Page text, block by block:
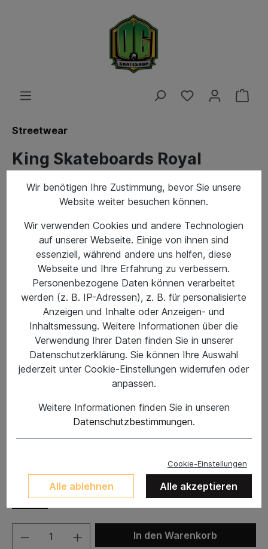
Streetwear
King Skateboards Royal
Jewels Tee White
%
Kleidergröße
M
In den Warenkorb
Wir benötigen Ihre Zustimmung, bevor Sie unsere
Website weiter besuchen können.
Wir verwenden Cookies und andere Technologien
auf unserer Webseite. Einige von ihnen sind
essenziell, während andere uns helfen, diese
Webseite und Ihre Erfahrung zu verbessern.
Personenbezogene Daten können verarbeitet
werden (z. B. IP-Adressen), z. B. für personalisierte
Anzeigen und Inhalte oder Anzeigen- und
Inhaltsmessung. Weitere Informationen über die
Verwendung Ihrer Daten finden Sie in unserer
Datenschutzerklärung. Sie können Ihre Auswahl
jederzeit unter Cookie-Einstellungen widerrufen oder
anpassen.
Weitere Informationen finden Sie in unseren
Datenschutzbestimmungen.
Cookie-Einstellungen
Alle ablehnen Alle akzeptieren